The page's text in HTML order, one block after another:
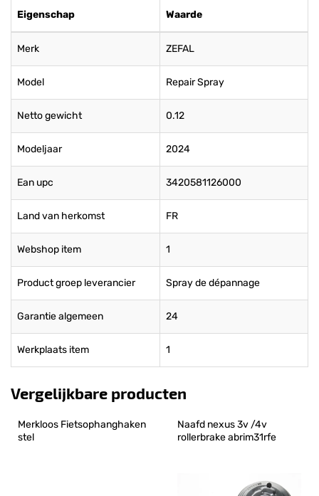
Eigenschap Waarde
Merk ZEFAL
Model Repair Spray
Netto gewicht 0.12
Modeljaar 2024
Ean upc 3420581126000
Land van herkomst FR
Webshop item 1
Product groep leverancier Spray de dépannage
Garantie algemeen 24
Werkplaats item 1
Vergelijkbare producten
Merkloos Fietsophanghaken
stel
Naafd nexus 3v /4v
rollerbrake abrim31rfe